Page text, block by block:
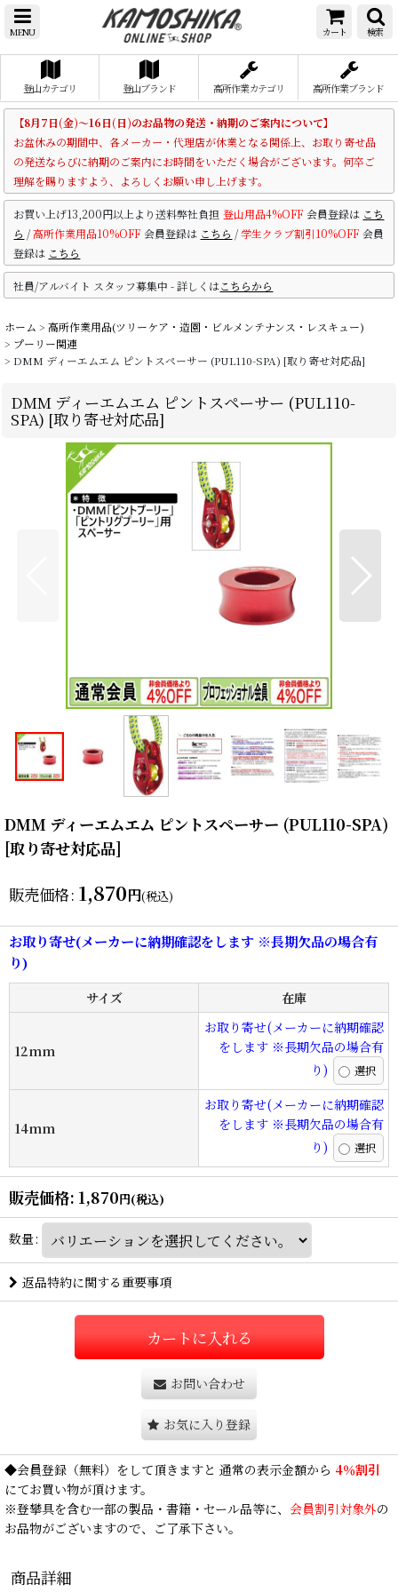
MENU カート 検索
登山カテゴリ 登山ブランド 高所作業カテゴリ 高所作業ブランド
【8月7日(金)～16日(日)のお品物の発送・納期のご案内について】
お盆休みの期間中、各メーカー・代理店が休業となる関係上、お取り寄せ品
の発送ならびに納期のご案内にお時間をいただく場合がございます。何卒ご
理解を賜りますよう、よろしくお願い申し上げます。
お買い上げ13,200円以上より送料弊社負担 登山用品4%OFF 会員登録は こち
ら /高所作業用品10%OFF 会員登録は こちら /学生クラブ割引10%OFF 会員
登録は こちら
社員/アルバイト スタッフ募集中 - 詳しくはこちらから
ホーム > 高所作業用品(ツリーケア・造園・ビルメンテナンス・レスキュー)
> プーリー関連
> DMM ディーエムエム ピントスペーサー (PUL110-SPA) [取り寄せ対応品]
DMM ディーエムエム ピントスペーサー (PUL110-
SPA) [取り寄せ対応品]
DMM ディーエムエム ピントスペーサー (PUL110-SPA)
[取り寄せ対応品]
販売価格: 1,870円(税込)
お取り寄せ(メーカーに納期確認をします ※長期欠品の場合有
り)
サイズ 在庫
12mm
お取り寄せ(メーカーに納期確認
をします ※長期欠品の場合有
り)
14mm
お取り寄せ(メーカーに納期確認
をします ※長期欠品の場合有
り)
販売価格: 1,870円(税込)
数量:
返品特約に関する重要事項
カートに入れる
お問い合わせ
お気に入り登録
◆会員登録 （無料）をして頂きますと 通常の表示金額から 4％割引
にてお買い物が頂けます。
※登攀具を含む一部の製品・書籍・セール品等に、 会員割引対象外の
お品物がございますので、ご了承下さい。
商品詳細